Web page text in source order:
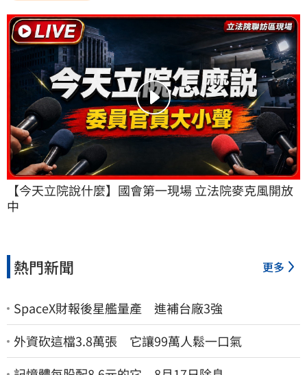
【今天立院說什麼】國會第一現場 立法院麥克風開放
中
熱門新聞 更多
SpaceX財報後星艦量產 進補台廠3強
外資砍這檔3.8萬張 它讓99萬人鬆一口氣